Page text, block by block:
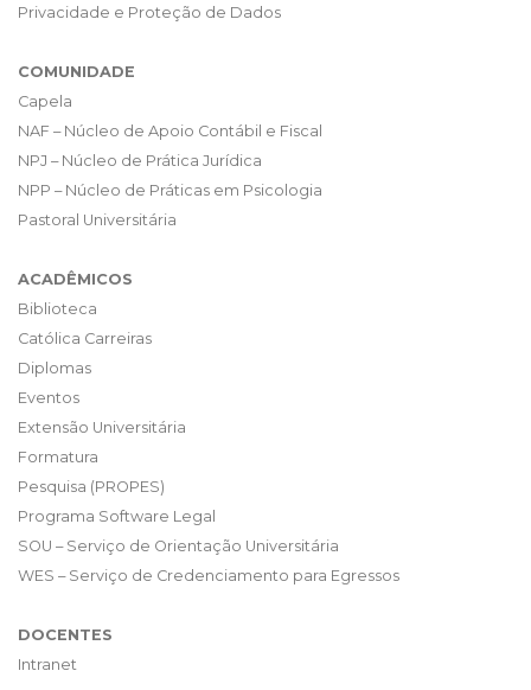
Privacidade e Proteção de Dados
COMUNIDADE
Capela
NAF – Núcleo de Apoio Contábil e Fiscal
NPJ – Núcleo de Prática Jurídica
NPP – Núcleo de Práticas em Psicologia
Pastoral Universitária
ACADÊMICOS
Biblioteca
Católica Carreiras
Diplomas
Eventos
Extensão Universitária
Formatura
Pesquisa (PROPES)
Programa Software Legal
SOU – Serviço de Orientação Universitária
WES – Serviço de Credenciamento para Egressos
DOCENTES
Intranet